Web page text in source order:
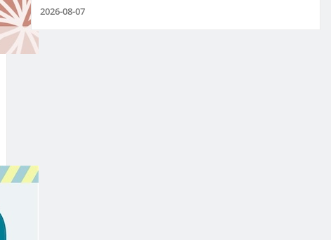
2026-08-07